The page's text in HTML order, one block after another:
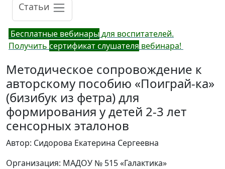
Статьи
Бесплатные вебинарыдля воспитателей.
Получить сертификат слушателя вебинара!
Методическое сопровождение к
авторскому пособию «Поиграй-ка»
(бизибук из фетра) для
формирования у детей 2-3 лет
сенсорных эталонов
Автор: Сидорова Екатерина Сергеевна
Организация: МАДОУ № 515 «Галактика»